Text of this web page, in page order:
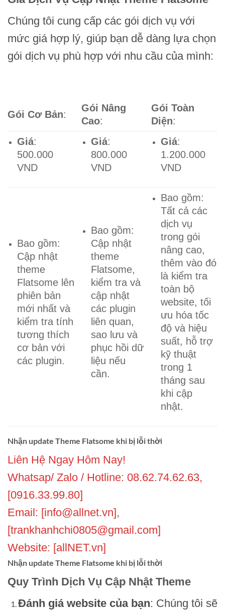
Chúng tôi cung cấp các gói dịch vụ với
mức giá hợp lý, giúp bạn dễ dàng lựa chọn
gói dịch vụ phù hợp với nhu cầu của mình:
Gói Cơ Bản:
Gói Nâng
Cao:
Gói Toàn
Diện:
Giá:
500.000
VND
Giá:
800.000
VND
Giá:
1.200.000
VND
Bao gồm:
Cập nhật
theme
Flatsome lên
phiên bản
mới nhất và
kiểm tra tính
tương thích
cơ bản với
các plugin.
Bao gồm:
Cập nhật
theme
Flatsome,
kiểm tra và
cập nhật
các plugin
liên quan,
sao lưu và
phục hồi dữ
liệu nếu
cần.
Bao gồm:
Tất cả các
dịch vụ
trong gói
nâng cao,
thêm vào đó
là kiểm tra
toàn bộ
website, tối
ưu hóa tốc
độ và hiệu
suất, hỗ trợ
kỹ thuật
trong 1
tháng sau
khi cập
nhật.
Nhận update Theme Flatsome khi bị lỗi thời
Liên Hệ Ngay Hôm Nay!
Whatsap/ Zalo / Hotline: 08.62.74.62.63,
[0916.33.99.80]
Email: [info@allnet.vn],
[trankhanhchi0805@gmail.com]
Website: [allNET.vn]
Nhận update Theme Flatsome khi bị lỗi thời
Quy Trình Dịch Vụ Cập Nhật Theme
Đánh giá website của bạn: Chúng tôi sẽ